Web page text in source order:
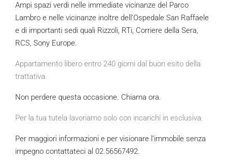
Ampi spazi verdi nelle immediate vicinanze del Parco
Lambro e nelle vicinanze inoltre dell’Ospedale San Raffaele
e di importanti sedi quali Rizzoli, RTi, Corriere della Sera,
RCS, Sony Europe.
Appartamento libero entro 240 giorni dal buon esito della
trattativa.
Non perdere questa occasione. Chiama ora.
Per la tua tutela lavoriamo solo con incarichi in esclusiva.
Per maggiori informazioni e per visionare l’immobile senza
impegno contattateci al 02.56567492.